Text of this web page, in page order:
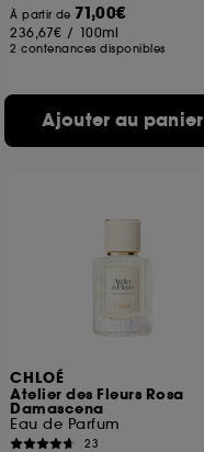
À partir de 71,00€
236,67€ / 100ml
2 contenances disponibles
Ajouter au panier
CHLOÉ
Atelier des Fleurs Rosa
Damascena
Eau de Parfum
23